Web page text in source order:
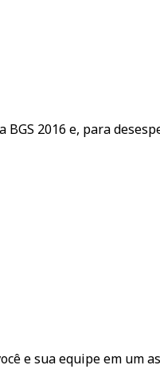
2016 e, para
e sua equipe em